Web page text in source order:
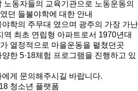
노동자들의 교육기관으로 노동운동의
던 들불야학에 대한 안내
학의 주무대 였으며 광주의 가장 가난
역 최초 연립형 아파트로서 1970년대
열정적으로 마을운동을 펼쳤던곳
한 5·18체험 프로그램을 진행하고 있
게 문의해주시길 바랍니다.
청소년 플랫폼